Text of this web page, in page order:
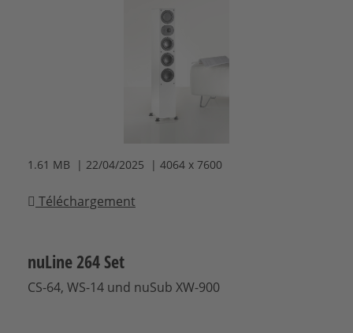
1.61 MB | 22/04/2025 | 4064 x 7600
Téléchargement
nuLine 264 Set
CS-64, WS-14 und nuSub XW-900